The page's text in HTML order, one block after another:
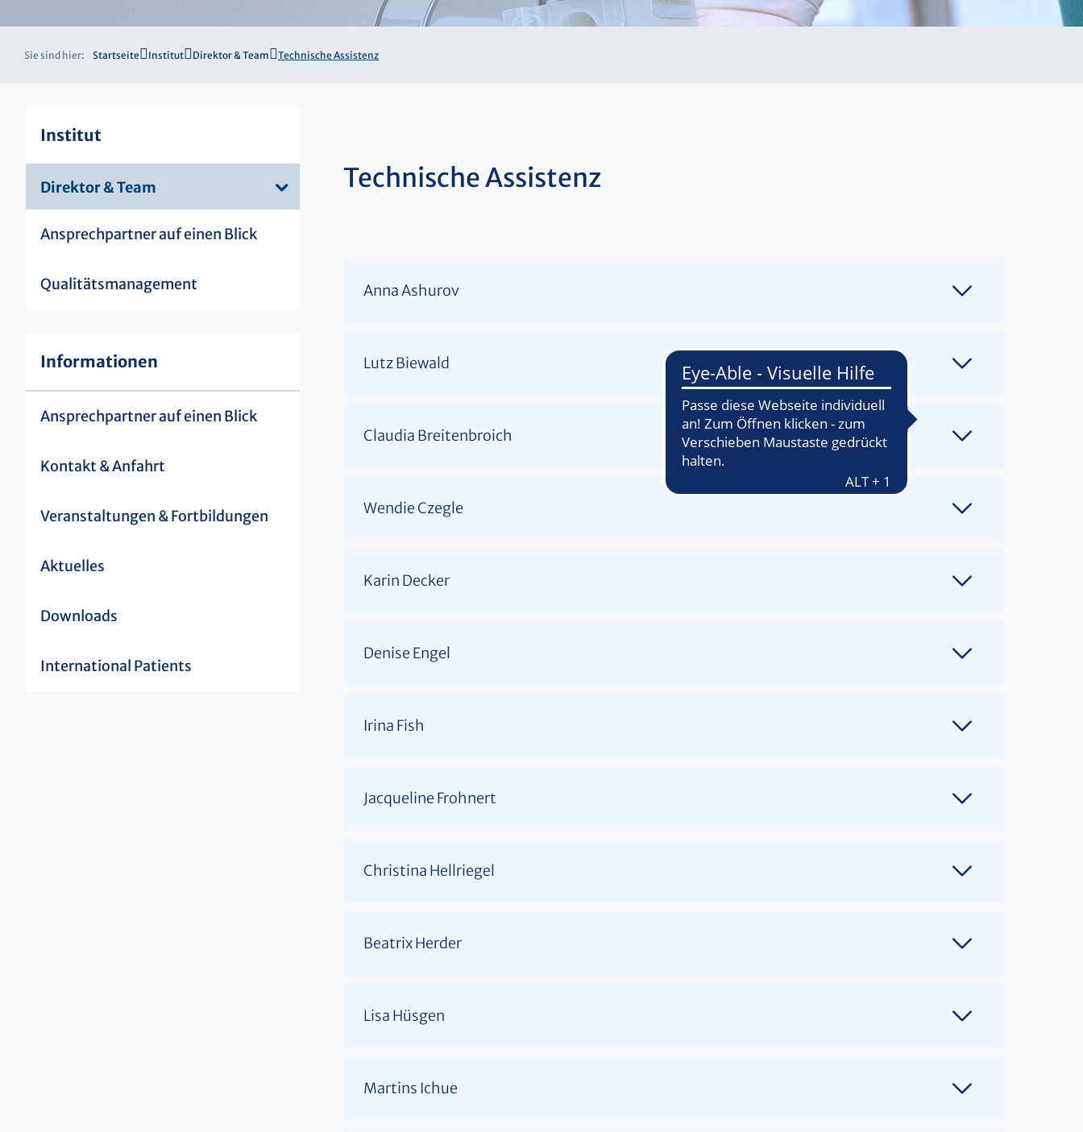
Sie sind hier: Startseite Institut Direktor & Team Technische Assistenz
Institut
Direktor & Team
Ansprechpartner auf einen Blick
Qualitätsmanagement
Informationen
Ansprechpartner auf einen Blick
Kontakt & Anfahrt
Veranstaltungen & Fortbildungen
Aktuelles
Downloads
International Patients
Technische Assistenz
Anna Ashurov
Lutz Biewald
Claudia Breitenbroich
Wendie Czegle
Karin Decker
Denise Engel
Irina Fish
Jacqueline Frohnert
Christina Hellriegel
Beatrix Herder
Lisa Hüsgen
Martins Ichue